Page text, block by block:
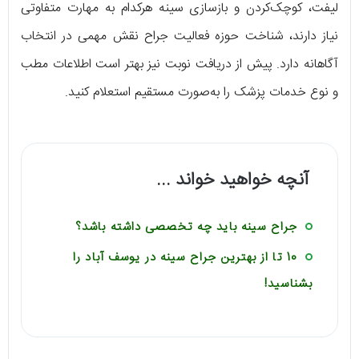
لیفت، کوچک‌کردن و بازسازی سینه هرکدام به مهارت متفاوتی
نیاز دارند، شناخت حوزه فعالیت جراح نقش مهمی در انتخاب
آگاهانه دارد. پیش از دریافت نوبت نیز بهتر است اطلاعات مطب
و نوع خدمات پزشک را به‌صورت مستقیم استعلام کنید.
آنچه خواهید خواند ...
جراح سینه باید چه تخصصی داشته باشد؟
10 تا از بهترین جراح سینه در یوسف آباد را
بشناسید!